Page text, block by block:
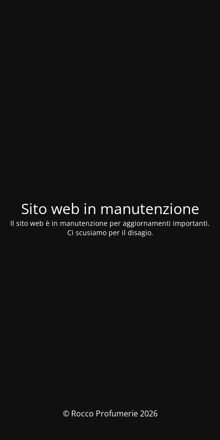
Sito web in manutenzione
Il sito web è in manutenzione per aggiornamenti importanti.
Ci scusiamo per il disagio.
© Rocco Profumerie 2026